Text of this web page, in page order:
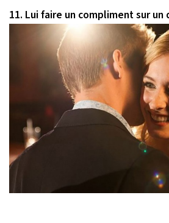
11. Lui faire un compliment sur un